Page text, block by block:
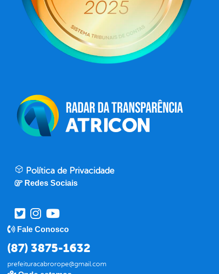
Política de Privacidade
Redes Sociais
Fale Conosco
(87) 3875-1632
prefeituracabrorope@gmail.com